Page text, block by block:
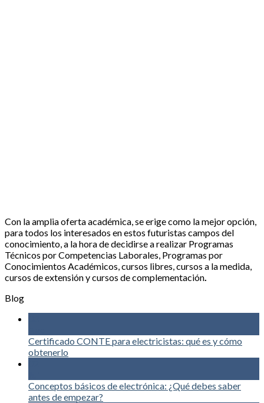
Con la amplia oferta académica, se erige como la mejor opción,
para todos los interesados en estos futuristas campos del
conocimiento, a la hora de decidirse a realizar Programas
Técnicos por Competencias Laborales, Programas por
Conocimientos Académicos, cursos libres, cursos a la medida,
cursos de extensión y cursos de complementación
Blog
Certificado CONTE para electricistas: qué es y cómo
obtenerlo
Conceptos básicos de electrónica: ¿Qué debes saber
antes de empezar?